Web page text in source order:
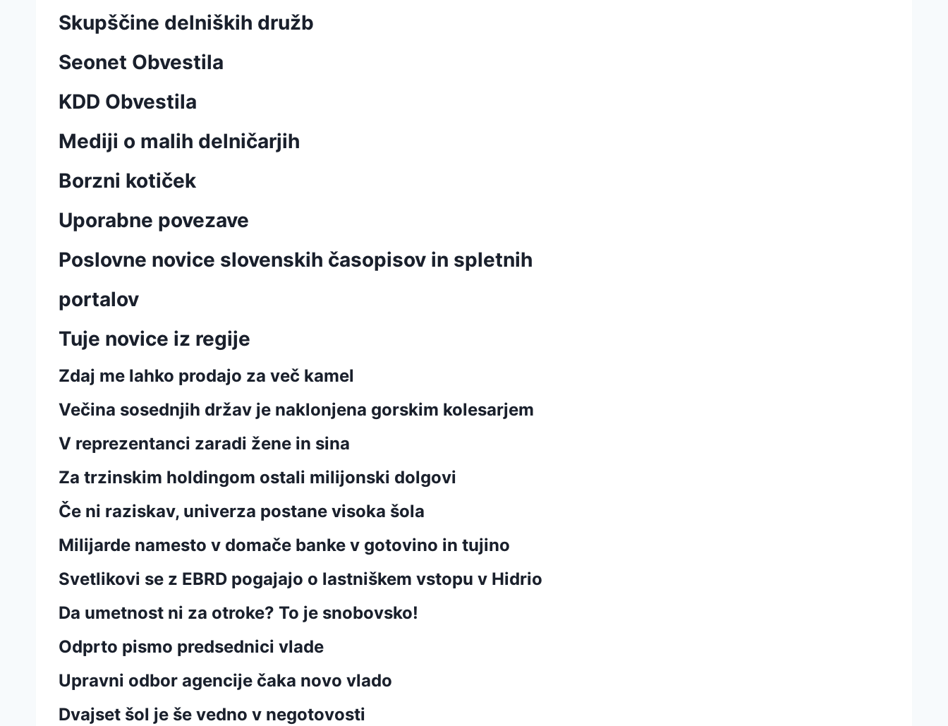
Skupščine delniških družb
Seonet Obvestila
KDD Obvestila
Mediji o malih delničarjih
Borzni kotiček
Uporabne povezave
Poslovne novice slovenskih časopisov in spletnih
portalov
Tuje novice iz regije
Zdaj me lahko prodajo za več kamel
Večina sosednjih držav je naklonjena gorskim kolesarjem
V reprezentanci zaradi žene in sina
Za trzinskim holdingom ostali milijonski dolgovi
Če ni raziskav, univerza postane visoka šola
Milijarde namesto v domače banke v gotovino in tujino
Svetlikovi se z EBRD pogajajo o lastniškem vstopu v Hidrio
Da umetnost ni za otroke? To je snobovsko!
Odprto pismo predsednici vlade
Upravni odbor agencije čaka novo vlado
Dvajset šol je še vedno v negotovosti